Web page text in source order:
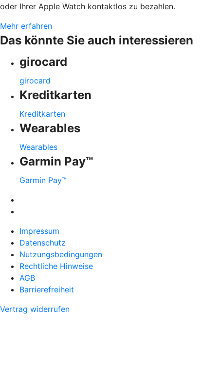
oder Ihrer Apple Watch kontaktlos zu bezahlen.
Mehr erfahren
Das könnte Sie auch interessieren
girocard
girocard
Kreditkarten
Kreditkarten
Wearables
Wearables
Garmin Pay™
Garmin Pay™
Impressum
Datenschutz
Nutzungsbedingungen
Rechtliche Hinweise
AGB
Barrierefreiheit
Vertrag widerrufen